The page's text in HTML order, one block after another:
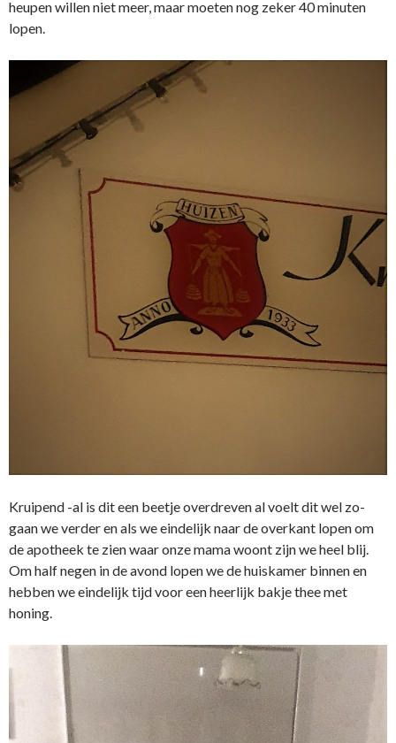
heupen willen niet meer, maar moeten nog zeker 40 minuten
lopen.
Kruipend -al is dit een beetje overdreven al voelt dit wel zo-
gaan we verder en als we eindelijk naar de overkant lopen om
de apotheek te zien waar onze mama woont zijn we heel blij.
Om half negen in de avond lopen we de huiskamer binnen en
hebben we eindelijk tijd voor een heerlijk bakje thee met
honing.